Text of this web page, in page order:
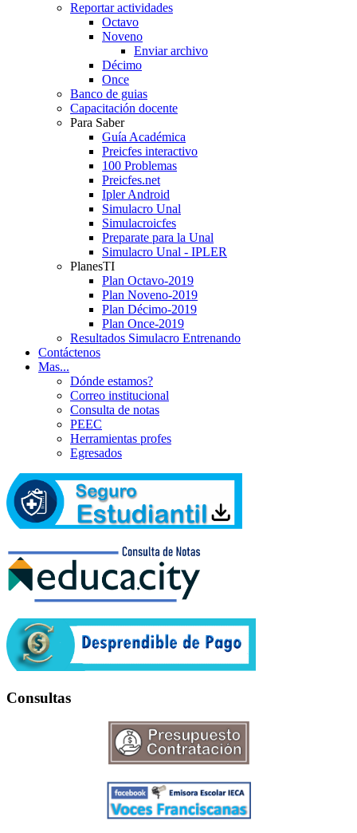
Reportar actividades
Octavo
Noveno
Enviar archivo
Décimo
Once
Banco de guias
Capacitación docente
Para Saber
Guía Académica
Preicfes interactivo
100 Problemas
Preicfes.net
Ipler Android
Simulacro Unal
Simulacroicfes
Preparate para la Unal
Simulacro Unal - IPLER
PlanesTI
Plan Octavo-2019
Plan Noveno-2019
Plan Décimo-2019
Plan Once-2019
Resultados Simulacro Entrenando
Contáctenos
Mas...
Dónde estamos?
Correo institucional
Consulta de notas
PEEC
Herramientas profes
Egresados
Consultas